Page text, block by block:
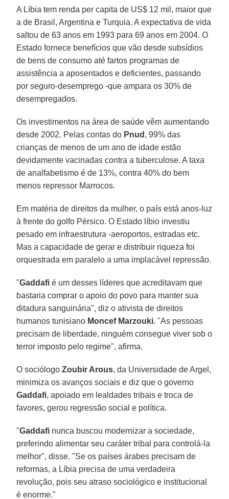
A Líbia tem renda per capita de US$ 12 mil, maior que
a de Brasil, Argentina e Turquia. A expectativa de vida
saltou de 63 anos em 1993 para 69 anos em 2004. O
Estado fornece benefícios que vão desde subsídios
de bens de consumo até fartos programas de
assistência a aposentados e deficientes, passando
por seguro-desemprego -que ampara os 30% de
desempregados.
Os investimentos na área de saúde vêm aumentando
desde 2002. Pelas contas do Pnud , 99% das
crianças de menos de um ano de idade estão
devidamente vacinadas contra a tuberculose. A taxa
de analfabetismo é de 13%, contra 40% do bem
menos repressor Marrocos.
Em matéria de direitos da mulher, o país está anos-luz
à frente do golfo Pérsico. O Estado líbio investiu
pesado em infraestrutura -aeroportos, estradas etc.
Mas a capacidade de gerar e distribuir riqueza foi
orquestrada em paralelo a uma implacável repressão.
"Gaddafi é um desses líderes que acreditavam que
bastaria comprar o apoio do povo para manter sua
ditadura sanguinária", diz o ativista de direitos
humanos tunisiano Moncef Marzouki. "As pessoas
precisam de liberdade, ninguém consegue viver sob o
terror imposto pelo regime", afirma.
O sociólogoZoubir Arous, da Universidade de Argel,
minimiza os avanços sociais e diz que o governo
Gaddafi, apoiado em lealdades tribais e troca de
favores, gerou regressão social e política.
"Gaddafi nunca buscou modernizar a sociedade,
preferindo alimentar seu caráter tribal para controlá-la
melhor", disse. "Se os países árabes precisam de
reformas, a Líbia precisa de uma verdadeira
revolução, pois seu atraso sociológico e institucional
é enorme."